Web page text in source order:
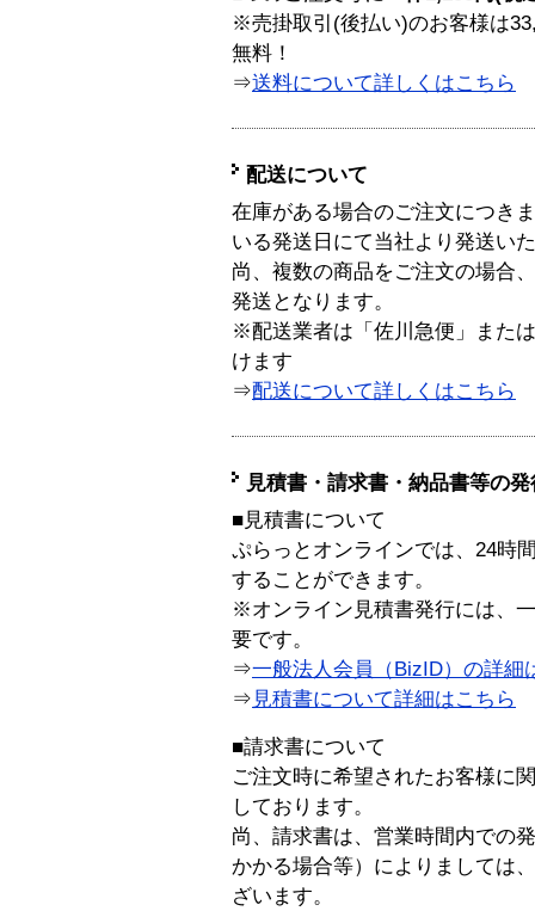
※売掛取引(後払い)のお客様は
無料！
⇒送料について詳しくはこちら
配送について
在庫がある場合のご注文につき
いる発送日にて当社より発送い
尚、複数の商品をご注文の場合
発送となります。
※配送業者は「佐川急便」また
けます
⇒配送について詳しくはこちら
見積書・請求書・納品書等の
■見積書について
ぷらっとオンラインでは、24時
することができます。
※オンライン見積書発行には、
要です。
⇒一般法人会員（BizID）の詳細
⇒ 見積書について詳細はこちら
■請求書について
ご注文時に希望されたお客様に
しております。
尚、請求書は、営業時間内での
かかる場合等）によりましては
ざいます。